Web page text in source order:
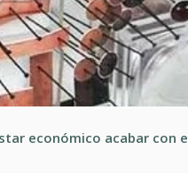
económico acabar con